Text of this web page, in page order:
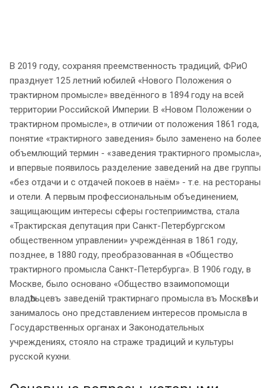
В 2019 году, сохраняя преемственность традиций, ФРиО
празднует 125 летний юбилей «Нового Положения о
трактирном промысле» введённого в 1894 году на всей
территории Российской Империи. В «Новом Положении о
трактирном промысле», в отличии от положения 1861 года,
понятие «трактирного заведения» было заменено на более
объемлющий термин - «заведения трактирного промысла»,
и впервые появилось разделение заведений на две группы
«без отдачи и с отдачей покоев в наём» - т.е. на рестораны
и отели. А первым профессиональным объединением,
защищающим интересы сферы гостеприимства, стала
«Трактирская депутация при Санкт-Петербургском
общественном управлении» учреждённая в 1861 году,
позднее, в 1880 году, преобразованная в «Общество
трактирного промысла Санкт-Петербурга». В 1906 году, в
Москве, было основано «Общество взаимопомощи
владѢльцевъ заведенiй трактирнаго промысла въ МосквѢ» и
занималось оно представлением интересов промысла в
Государственных органах и Законодательных
учреждениях, стояло на страже традиций и культуры
русской кухни.